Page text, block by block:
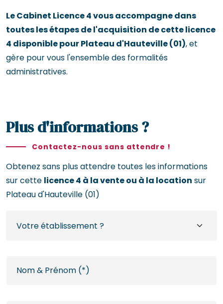
Le Cabinet Licence 4 vous accompagne dans
toutes les étapes de l'acquisition de cette licence
4 disponible pour Plateau d'Hauteville (01), et
gère pour vous l'ensemble des formalités
administratives.
Plus d'informations ?
Contactez-nous sans attendre !
Obtenez sans plus attendre toutes les informations
sur cette licence 4 à la vente ou à la location sur
Plateau d'Hauteville (01)